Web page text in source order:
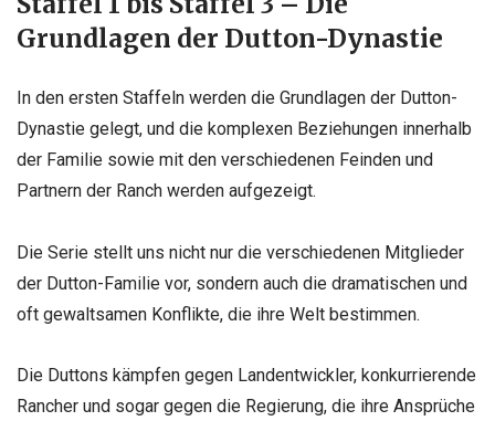
Grundlagen der Dutton-Dynastie
In den ersten Staffeln werden die Grundlagen der Dutton-
Dynastie gelegt, und die komplexen Beziehungen innerhalb
der Familie sowie mit den verschiedenen Feinden und
Partnern der Ranch werden aufgezeigt.
Die Serie stellt uns nicht nur die verschiedenen Mitglieder
der Dutton-Familie vor, sondern auch die dramatischen und
oft gewaltsamen Konflikte, die ihre Welt bestimmen.
Die Duttons kämpfen gegen Landentwickler, konkurrierende
Rancher und sogar gegen die Regierung, die ihre Ansprüche